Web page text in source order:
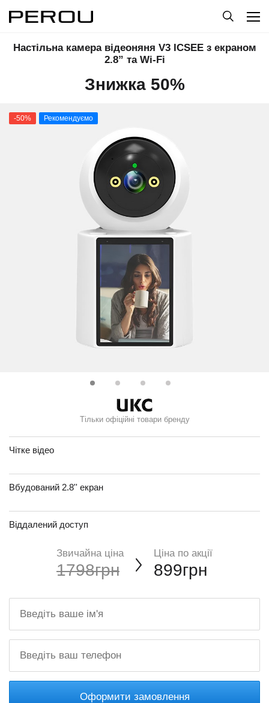
Настільна камера відеоняня V3 ICSEE з екраном
2.8” та Wi-Fi
Знижка 50%
-50% Рекомендуємо
Тільки офіційні товари бренду
Чітке відео
Вбудований 2.8'' екран
Віддалений доступ
Звичайна ціна
1798грн
Ціна по акції
899грн
Оформити замовлення